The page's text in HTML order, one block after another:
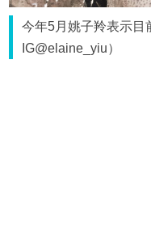
今年5月姚子羚表示目
IG@elaine_yiu）